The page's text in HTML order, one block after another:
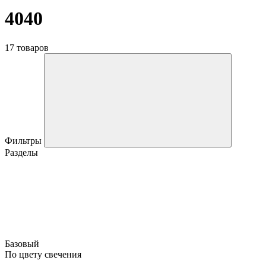
4040
17 товаров
Фильтры
Разделы
Базовый
По цвету свечения